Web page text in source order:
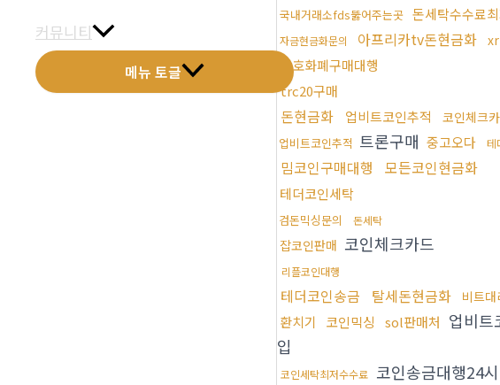
커뮤니티
메뉴 토글
국내거래소fds뚫어주는곳 돈세탁수수료
자금현금화문의
아프리카tv돈현금화
암호화폐구매대행
trc20구매
돈현금화 업비트코인추적 코인체크
업비트코인추적 트론구매 중고오다 테
밈코인구매대행 모든코인현금화
테더코인세탁
검돈믹싱문의 돈세탁
잡코인판매 코인체크카드
리플코인대행
테더코인송금 탈세돈현금화 비트
환치기 코인믹싱 sol판매처 업비트
입
코인세탁최저수수료 코인송금대행24시